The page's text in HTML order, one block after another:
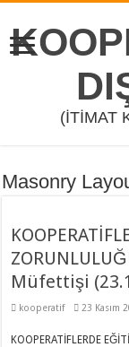
(İTİMAT
Masonry
Müfettişi
kooperatif 23 Kasım
KOOPERATİFLERDE